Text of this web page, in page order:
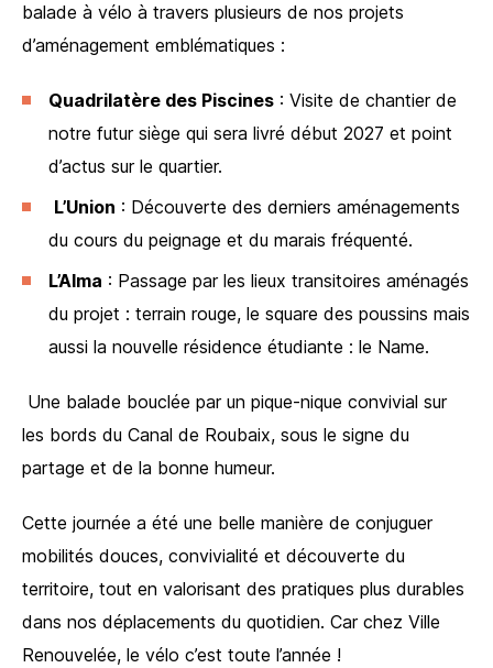
balade à vélo à travers plusieurs de nos projets
d’aménagement emblématiques :
Quadrilatère des Piscines : Visite de chantier de
notre futur siège qui sera livré début 2027 et point
d’actus sur le quartier.
L’Union : Découverte des derniers aménagements
du cours du peignage et du marais fréquenté.
L’Alma : Passage par les lieux transitoires aménagés
du projet : terrain rouge, le square des poussins mais
aussi la nouvelle résidence étudiante : le Name.
Une balade bouclée par un pique-nique convivial sur
les bords du Canal de Roubaix, sous le signe du
partage et de la bonne humeur.
Cette journée a été une belle manière de conjuguer
mobilités douces, convivialité et découverte du
territoire, tout en valorisant des pratiques plus durables
dans nos déplacements du quotidien. Car chez Ville
Renouvelée, le vélo c’est toute l’année !